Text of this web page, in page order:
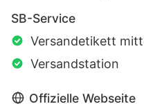
SB-Service
Versandetikett
Versandstation
Offizielle Webseite